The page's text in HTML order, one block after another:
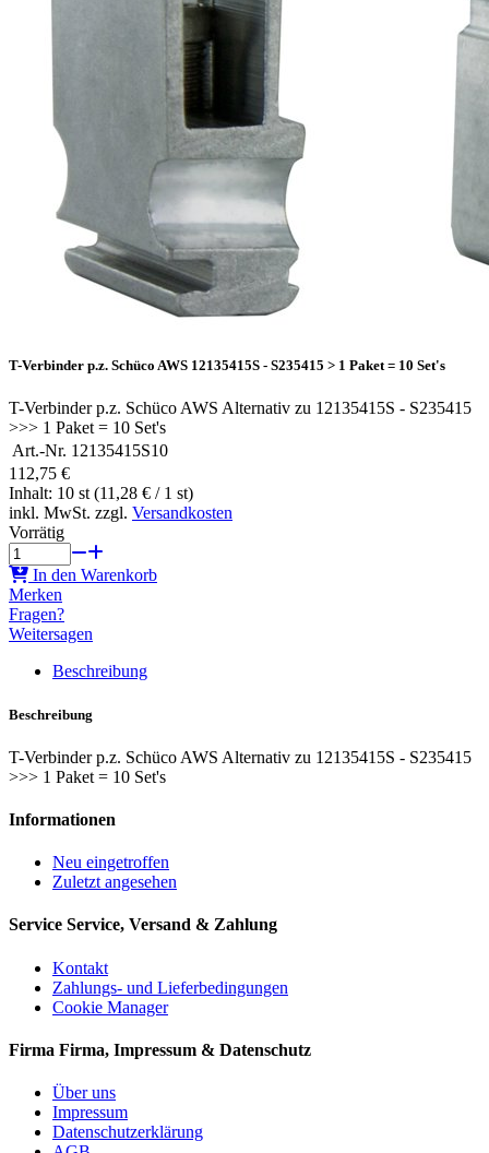
T-Verbinder p.z. Schüco AWS 12135415S - S235415 > 1 Paket = 10 Set's
T-Verbinder p.z. Schüco AWS Alternativ zu 12135415S - S235415
>>> 1 Paket = 10 Set's
Art.-Nr. 12135415S10
112,75 €
Inhalt: 10 st (11,28 € / 1 st)
inkl. MwSt. zzgl. Versandkosten
Vorrätig
In den Warenkorb
Merken
Fragen?
Weitersagen
Beschreibung
Beschreibung
T-Verbinder p.z. Schüco AWS Alternativ zu 12135415S - S235415
>>> 1 Paket = 10 Set's
Informationen
Neu eingetroffen
Zuletzt angesehen
Service Service, Versand & Zahlung
Kontakt
Zahlungs- und Lieferbedingungen
Cookie Manager
Firma Firma, Impressum & Datenschutz
Über uns
Impressum
Datenschutzerklärung